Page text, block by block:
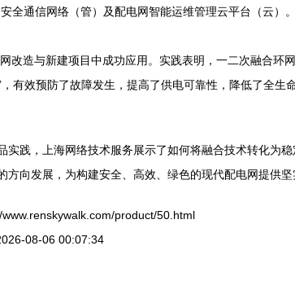
全通信网络（管）及配电网智能运维管理云平台（云）
改造与新建项目中成功应用。实践表明，一二次融合环
有效预防了故障发生，提高了供电可靠性，降低了全生
践，上海网络技术服务展示了如何将融合技术转化为稳
向发展，为构建安全、高效、绿色的现代配电网提供坚
product/50.html
08-06 00:07:34